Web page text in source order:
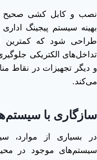
نصب و کابل ‌کشی صحیح و
بهینه سیستم پیجینگ
طراحی شود که کمترین
تداخل‌های الکتریکی
و دیگر تجهیزات در نقاط
می‌کند.
سازگاری با
در بسیاری از موارد،
سیستم‌های موجود در